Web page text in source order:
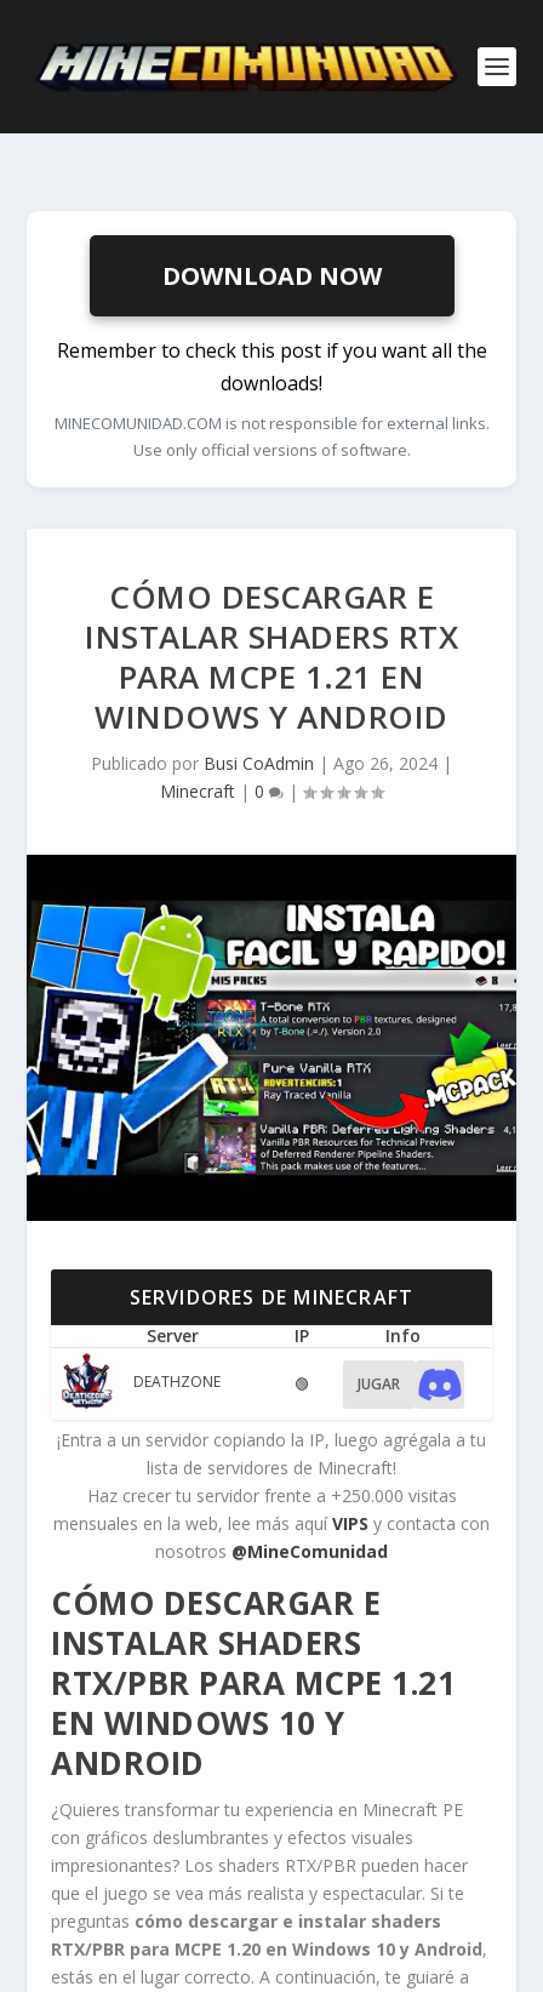
DOWNLOAD NOW
Remember to check this post if you want all the
downloads!
MINECOMUNIDAD.COM is not responsible for external links.
Use only official versions of software.
CÓMO DESCARGAR E
INSTALAR SHADERS RTX
PARA MCPE 1.21 EN
WINDOWS Y ANDROID
Publicado por Busi CoAdmin | Ago 26, 2024 |
Minecraft | 0 |
SERVIDORES DE MINECRAFT
Server IP Info
DEATHZONE 🟢 JUGAR
¡Entra a un servidor copiando la IP, luego agrégala a tu
lista de servidores de Minecraft!
Haz crecer tu servidor frente a +250.000 visitas
mensuales en la web, lee más aquí VIPS y contacta con
nosotros @MineComunidad
CÓMO DESCARGAR E
INSTALAR SHADERS
RTX/PBR PARA MCPE 1.21
EN WINDOWS 10 Y
ANDROID
¿Quieres transformar tu experiencia en Minecraft PE
con gráficos deslumbrantes y efectos visuales
impresionantes? Los shaders RTX/PBR pueden hacer
que el juego se vea más realista y espectacular. Si te
preguntas cómo descargar e instalar shaders
RTX/PBR para MCPE 1.20 en Windows 10 y Android,
estás en el lugar correcto. A continuación, te guiaré a